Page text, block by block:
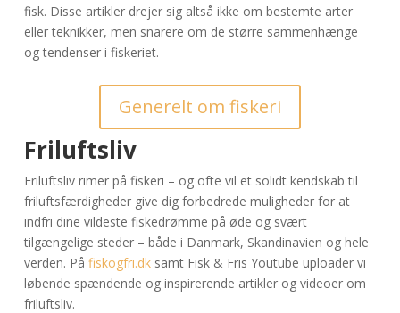
fisk. Disse artikler drejer sig altså ikke om bestemte arter
eller teknikker, men snarere om de større sammenhænge
og tendenser i fiskeriet.
Generelt om fiskeri
Friluftsliv
Friluftsliv rimer på fiskeri – og ofte vil et solidt kendskab til
friluftsfærdigheder give dig forbedrede muligheder for at
indfri dine vildeste fiskedrømme på øde og svært
tilgængelige steder – både i Danmark, Skandinavien og hele
verden. På fiskogfri.dksamt Fisk & Fris Youtube uploader vi
løbende spændende og inspirerende artikler og videoer om
friluftsliv.